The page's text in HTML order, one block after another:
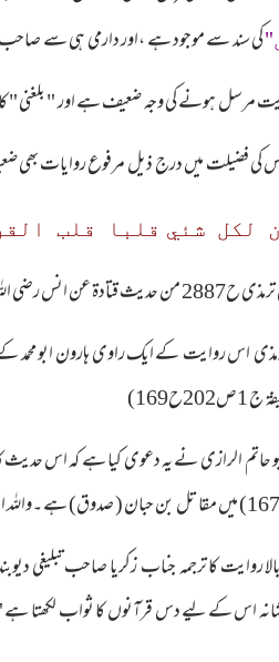
کی سند سے موجود ہے ،اور دارمی ہی سے صاحب مشکوۃ نے (ح
مرسل ہونے کی وجہ ضعیف ہے اور " بلغنی "
کی فضیلت میں درج ذیل مرفوع روایات بھی
اللہ عنہ وتبلیغی نصاب ص 292 فضائل قرآن ص58)
اس روایت کے ایک راوی ہارون ابو محمد
روایت کا ترجمہ جناب زکریا صاحب
اس کے لیے دس قرآنوں کا ثواب لکھتا